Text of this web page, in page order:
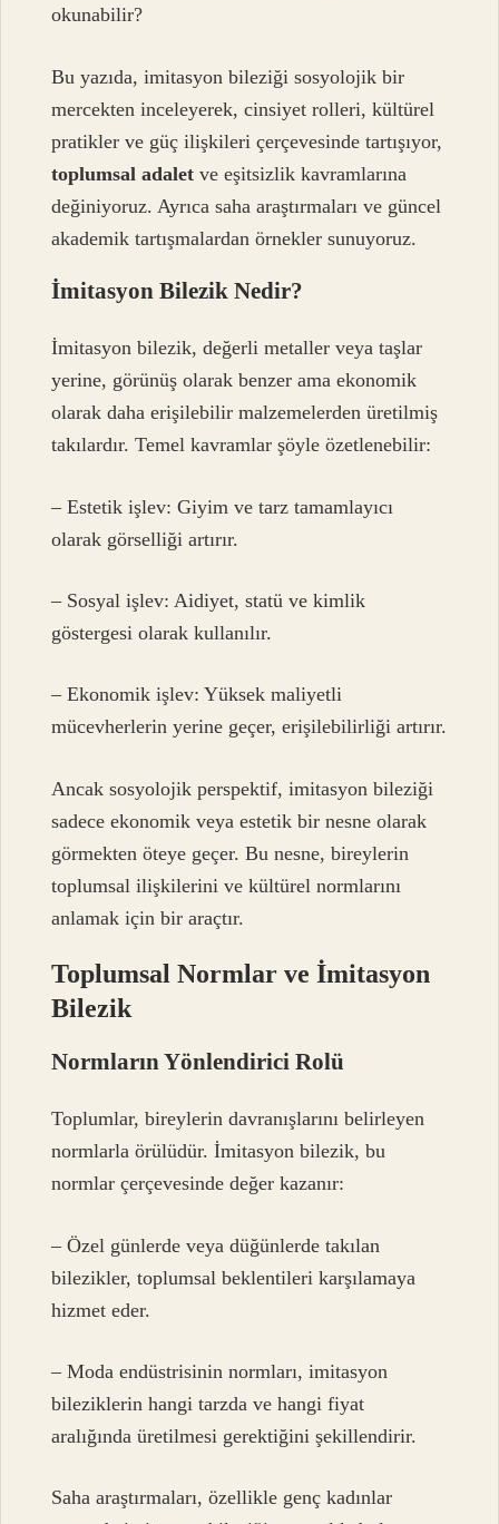
okunabilir?
Bu yazıda, imitasyon bileziği sosyolojik bir
mercekten inceleyerek, cinsiyet rolleri, kültürel
pratikler ve güç ilişkileri çerçevesinde tartışıyor,
toplumsal adalet veeşitsizlik kavramlarına
değiniyoruz. Ayrıca saha araştırmaları ve güncel
akademik tartışmalardan örnekler sunuyoruz.
İmitasyon Bilezik Nedir?
İmitasyon bilezik, değerli metaller veya taşlar
yerine, görünüş olarak benzer ama ekonomik
olarak daha erişilebilir malzemelerden üretilmiş
takılardır. Temel kavramlar şöyle özetlenebilir:
– Estetik işlev: Giyim ve tarz tamamlayıcı
olarak görselliği artırır.
– Sosyal işlev: Aidiyet, statü ve kimlik
göstergesi olarak kullanılır.
– Ekonomik işlev: Yüksek maliyetli
mücevherlerin yerine geçer, erişilebilirliği artırır.
Ancak sosyolojik perspektif, imitasyon bileziği
sadece ekonomik veya estetik bir nesne olarak
görmekten öteye geçer. Bu nesne, bireylerin
toplumsal ilişkilerini ve kültürel normlarını
anlamak için bir araçtır.
Toplumsal Normlar ve İmitasyon
Bilezik
Normların Yönlendirici Rolü
Toplumlar, bireylerin davranışlarını belirleyen
normlarla örülüdür. İmitasyon bilezik, bu
normlar çerçevesinde değer kazanır:
– Özel günlerde veya düğünlerde takılan
bilezikler, toplumsal beklentileri karşılamaya
hizmet eder.
– Moda endüstrisinin normları, imitasyon
bileziklerin hangi tarzda ve hangi fiyat
aralığında üretilmesi gerektiğini şekillendirir.
Saha araştırmaları, özellikle genç kadınlar